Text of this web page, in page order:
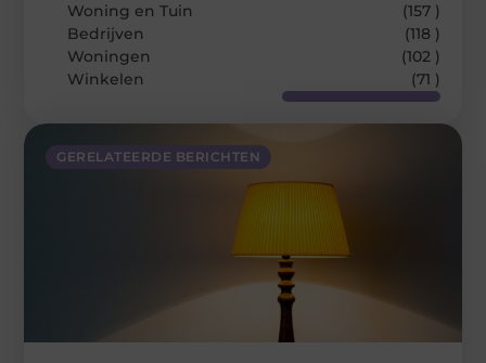
GERELATEERDE BERICHTEN
Woning en Tuin
(157 )
Bedrijven
(118 )
Woningen
(102 )
Winkelen
(71 )